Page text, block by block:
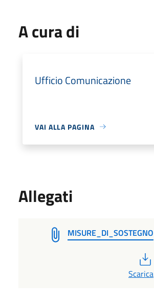
A cura di
Ufficio Comunicazione
VAI ALLA PAGINA
Allegati
MISURE_DI_SOSTEGNO
Scarica